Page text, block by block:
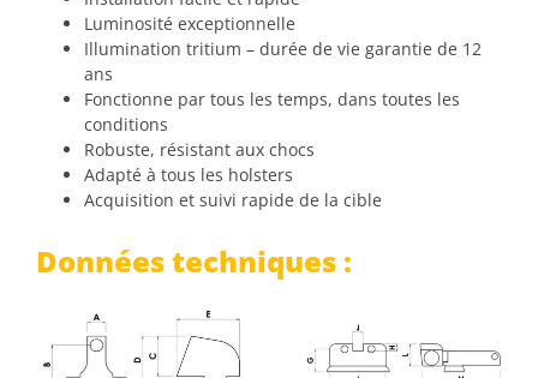
Luminosité exceptionnelle
Illumination tritium – durée de vie garantie de 12
ans
Fonctionne par tous les temps, dans toutes les
conditions
Robuste, résistant aux chocs
Adapté à tous les holsters
Acquisition et suivi rapide de la cible
Données techniques :